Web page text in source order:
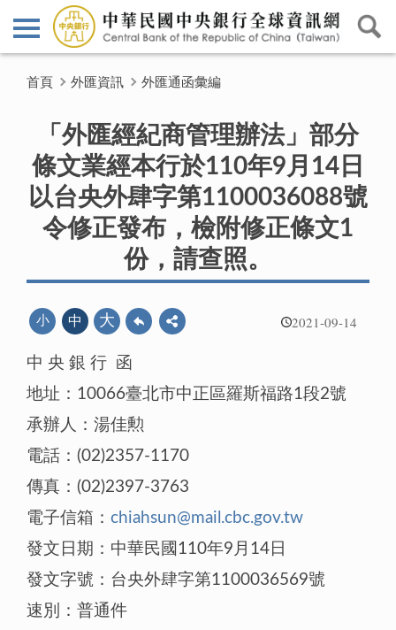
首頁 外匯資訊 外匯通函彙編
「外匯經紀商管理辦法」部分
條文業經本行於110年9月14日
以台央外肆字第1100036088號
令修正發布，檢附修正條文1
份，請查照。
2021-09-14
小 中 大
中 央 銀 行 函
地址：10066臺北市中正區羅斯福路1段2號
承辦人：湯佳勲
電話：(02)2357-1170
傳真：(02)2397-3763
電子信箱： chiahsun@mail.cbc.gov.tw
發文日期：中華民國110年9月14日
發文字號：台央外肆字第1100036569號
速別：普通件